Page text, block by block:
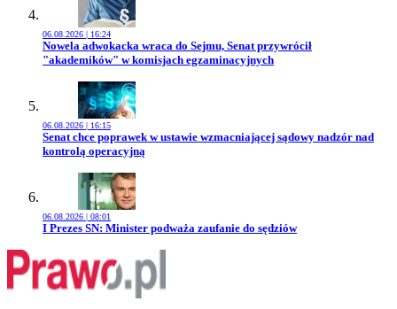
06.08.2026 | 16:24
Przejdź do artykułu:
Nowela adwokacka wraca do Sejmu, Senat przywrócił
"akademików" w komisjach egzaminacyjnych
06.08.2026 | 16:15
Przejdź do artykułu:
Senat chce poprawek w ustawie wzmacniającej sądowy nadzór nad
kontrolą operacyjną
06.08.2026 | 08:01
Przejdź do artykułu:
I Prezes SN: Minister podważa zaufanie do sędziów